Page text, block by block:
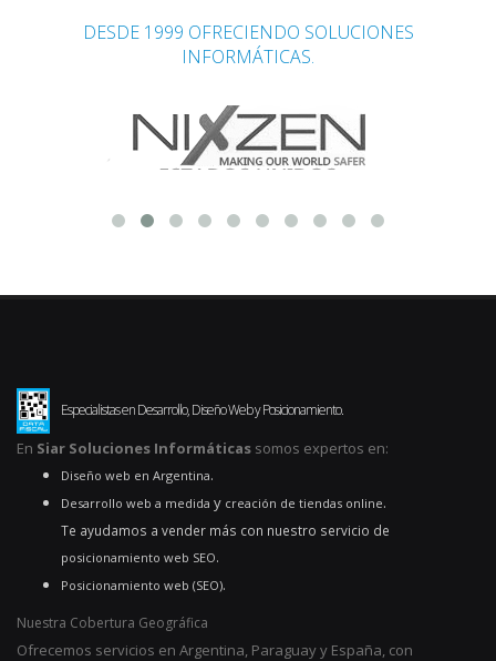
DESDE 1999 OFRECIENDO SOLUCIONES
INFORMÁTICAS.
Especialistas en Desarrollo, Diseño Web y Posicionamiento.
En Siar Soluciones Informáticas somos expertos en:
Diseño web en Argentina.
Desarrollo web a medida y creación de tiendas online.
Te ayudamos a vender más con nuestro servicio de
posicionamiento web SEO.
Posicionamiento web (SEO).
Nuestra Cobertura Geográfica
Ofrecemos servicios en Argentina, Paraguay y España, con